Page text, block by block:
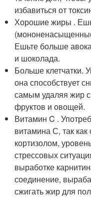
избавиться от
Хорошие жиры .
Ешьте больше
и шоколада.
Больше клетчатки.
она способствует
самым удаляя жир
фруктов и овощей.
Витамин C .
витамина С, так как
кортизолом,
стрессовых
выработке
соединение,
сжигать жир для